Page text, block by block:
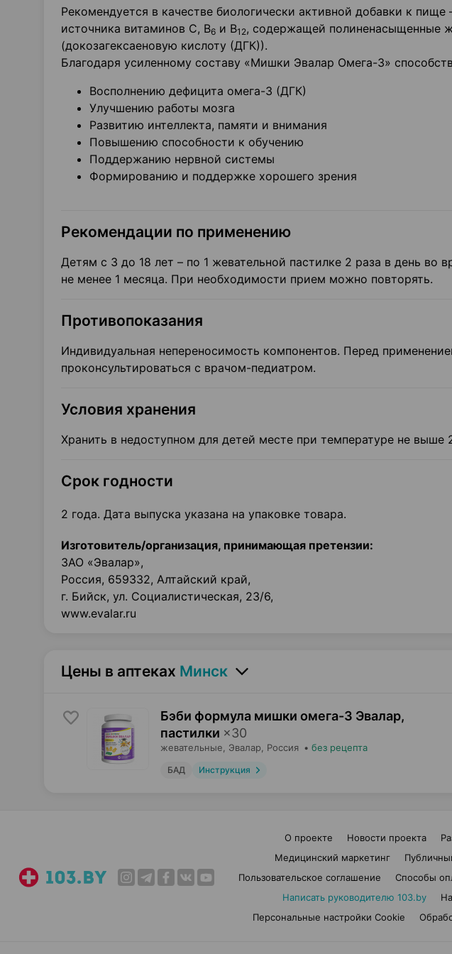
Рекомендуется в качестве биологически активной добавки к пище
источника витаминов С, В6 и В12, содержащей полиненасыщенные
(докозагексаеновую кислоту (ДГК)).
Благодаря усиленному составу «Мишки Эвалар Омега-3»
Восполнению дефицита омега-3 (ДГК)
Улучшению работы мозга
Развитию интеллекта, памяти и внимания
Повышению способности к обучению
Поддержанию нервной системы
Формированию и поддержке хорошего зрения
Рекомендации по применению
Детям с 3 до 18 лет – по 1 жевательной пастилке 2 раза в день во
не менее 1 месяца. При необходимости прием можно повторять.
Противопоказания
Индивидуальная непереносимость компонентов. Перед
проконсультироваться с врачом-педиатром.
Условия хранения
Хранить в недоступном для детей месте при температуре не выше
Срок годности
2 года. Дата выпуска указана на упаковке товара.
Изготовитель/организация, принимающая претензии:
ЗАО «Эвалар»,
Россия, 659332, Алтайский край,
г. Бийск, ул. Социалистическая, 23/6,
www.evalar.ru
Цены в аптеках Минск
Бэби формула мишки омега-3 Эвалар,
пастилки ×30
жевательные, Эвалар , Россия • без рецепта
БАД Инструкция
О проекте Новости проекта
Медицинский маркетинг
Пользовательское соглашение
Способы
Написать руководителю 103.by
Персональные настройки Cookie